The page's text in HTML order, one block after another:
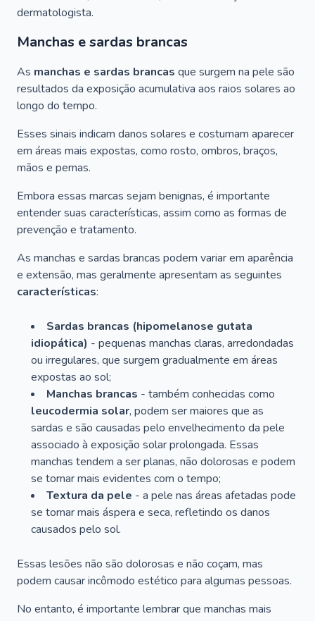
dermatologista.
Manchas e sardas brancas
As manchas e sardas brancas que surgem na pele são
resultados da exposição acumulativa aos raios solares ao
longo do tempo.
Esses sinais indicam danos solares e costumam aparecer
em áreas mais expostas, como rosto, ombros, braços,
mãos e pernas.
Embora essas marcas sejam benignas, é importante
entender suas características, assim como as formas de
prevenção e tratamento.
As manchas e sardas brancas podem variar em aparência
e extensão, mas geralmente apresentam as seguintes
características:
Sardas brancas (hipomelanose gutata
idiopática) - pequenas manchas claras, arredondadas
ou irregulares, que surgem gradualmente em áreas
expostas ao sol;
Manchas brancas - também conhecidas como
leucodermia solar, podem ser maiores que as
sardas e são causadas pelo envelhecimento da pele
associado à exposição solar prolongada. Essas
manchas tendem a ser planas, não dolorosas e podem
se tornar mais evidentes com o tempo;
Textura da pele - a pele nas áreas afetadas pode
se tornar mais áspera e seca, refletindo os danos
causados pelo sol.
Essas lesões não são dolorosas e não coçam, mas
podem causar incômodo estético para algumas pessoas.
No entanto, é importante lembrar que manchas mais